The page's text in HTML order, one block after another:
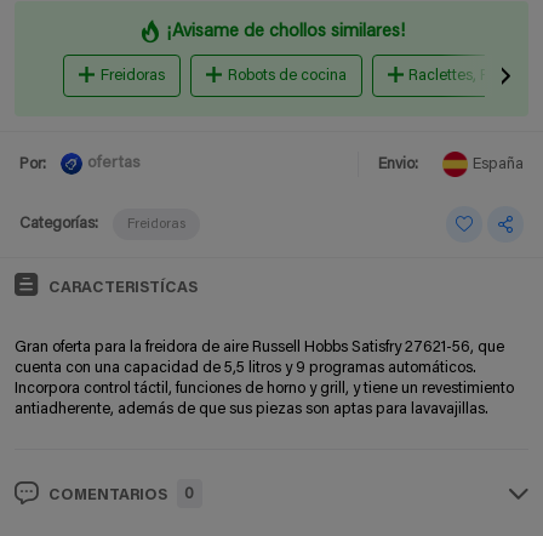
¡Avisame de chollos similares!
Freidoras Robots de cocina Raclettes,
Por: ofertas Envio: España
Categorías: Freidoras
CARACTERISTÍCAS
Gran oferta para la freidora de aire Russell Hobbs Satisfry 27621-56, que
cuenta con una capacidad de 5,5 litros y 9 programas automáticos.
Incorpora control táctil, funciones de horno y grill, y tiene un revestimiento
antiadherente, además de que sus piezas son aptas para lavavajillas.
COMENTARIOS 0